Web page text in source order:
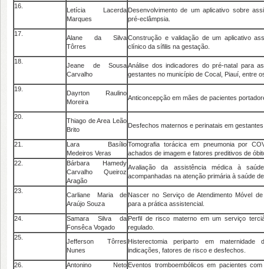
16.
Letícia Lacerda
Marques
Desenvolvimento de um aplicativo sobre
pré-eclâmpsia.
17.
Alane da Silva
Tôrres
Construção e validação de um aplicativo
clínico da sífilis na gestação.
18.
Jeane de Sousa
Carvalho
Análise dos indicadores do pré-natal para
gestantes no município de Cocal, Piauí, entre
19.
Dayrton Raulino
Moreira
Anticoncepção em mães de pacientes
20.
Thiago de Area Leão
Brito
Desfechos maternos e perinatais em
21.
Lara Basílio
Medeiros Veras
Tomografia torácica em pneumonia por
achados de imagem e fatores preditivos de
22.
Bárbara Hamedy
Carvalho Queiroz
Aragão
Avaliação da assistência médica à
acompanhadas na atenção primária à saúde
23.
Carliane Maria de
Araújo Souza
Nascer no Serviço de Atendimento Móvel
para a prática assistencial.
24.
Samara Silva da
Fonsêca Vogado
Perfil de risco materno em um serviço
regulado.
25.
Jefferson Tôrres
Nunes
Histerectomia periparto em maternidade
indicações, fatores de risco e desfechos.
26.
Antonino Neto Eventos tromboembólicos em pacientes